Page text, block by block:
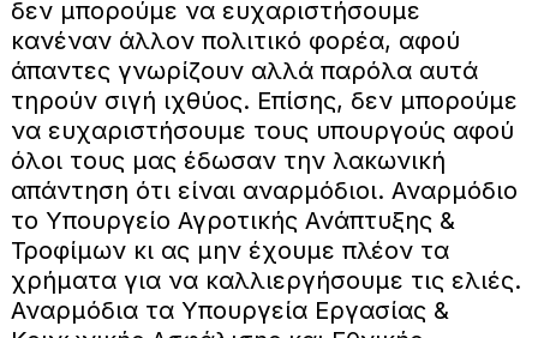
δεν μπορούμε να ευχαριστήσουμε
κανέναν άλλον πολιτικό φορέα, αφού
άπαντες γνωρίζουν αλλά παρόλα αυτά
τηρούν σιγή ιχθύος. Επίσης, δεν μπορούμε
να ευχαριστήσουμε τους υπουργούς αφού
όλοι τους μας έδωσαν την λακωνική
απάντηση ότι είναι αναρμόδιοι. Αναρμόδιο
το Υπουργείο Αγροτικής Ανάπτυξης &
Τροφίμων κι ας μην έχουμε πλέον τα
χρήματα για να καλλιεργήσουμε τις ελιές.
Αναρμόδια τα Υπουργεία Εργασίας &